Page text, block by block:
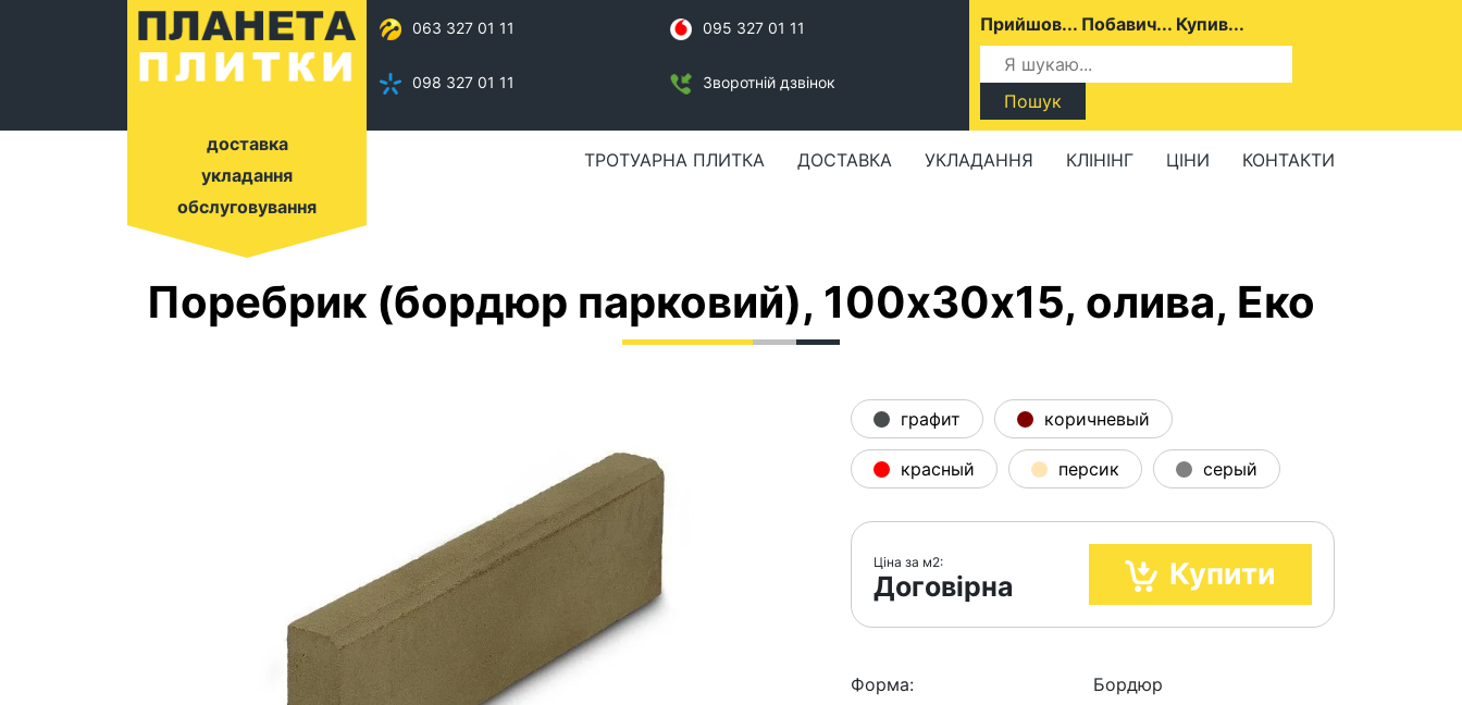
063 327 01 11 095 327 01 11
098 327 01 11 Зворотній дзвінок
Прийшов... Побавич... Купив...
Пошук
доставка
укладання
обслуговування
ТРОТУАРНА ПЛИТКА ДОСТАВКА УКЛАДАННЯ КЛІНІНГ ЦІНИ КОНТАКТИ
Поребрик (бордюр парковий), 100х30х15, олива, Еко
графит коричневый
красный персик серый
Ціна за м2:
Договірна Купити
Форма:
Бордюр